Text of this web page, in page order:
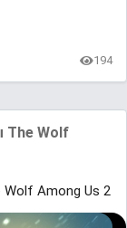
194
The Wolf
Among Us 2